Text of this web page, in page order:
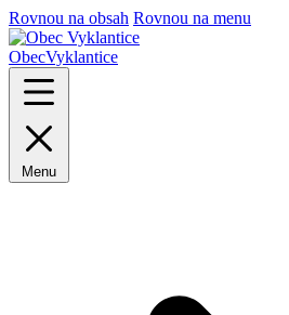
Rovnou na obsah Rovnou na menu
ObecVyklantice
Menu